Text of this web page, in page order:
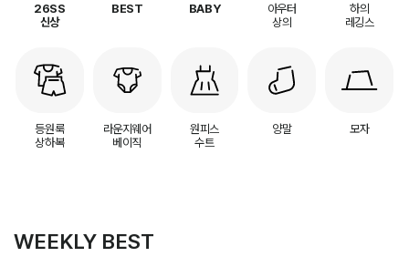
26SS
신상
BEST BABY
아우터
상의
하의
레깅스
등원룩
상하복
라운지웨어
베이직
원피스
수트
양말 모자
WEEKLY BEST